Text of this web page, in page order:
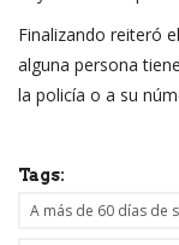
Finalizando reiteró
alguna persona
la policía o a su
Tags:
A más de 60 días de